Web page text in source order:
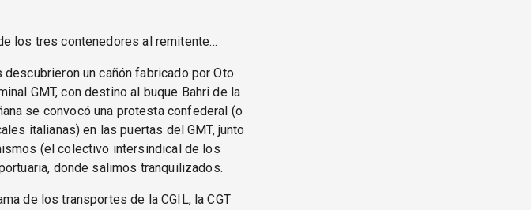
los tres contenedores al remitente…
un cañón fabricado por Oto
GMT, con destino al buque Bahri de la
se convocó una protesta confederal (o
italianas) en las puertas del GMT, junto
(el colectivo intersindical de los
donde salimos tranquilizados.
de los transportes de la CGIL, la CGT